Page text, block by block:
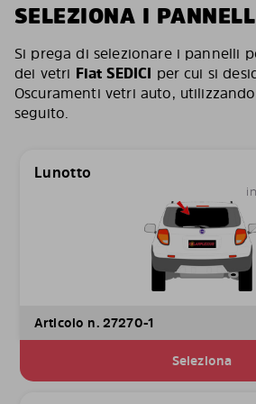
SELEZIONA I
Si prega di selezionare i pannelli
dei vetri Fiat SEDICI per cui si
Oscuramenti vetri auto,
seguito.
Lunotto
Articolo n. 27270-1
Seleziona